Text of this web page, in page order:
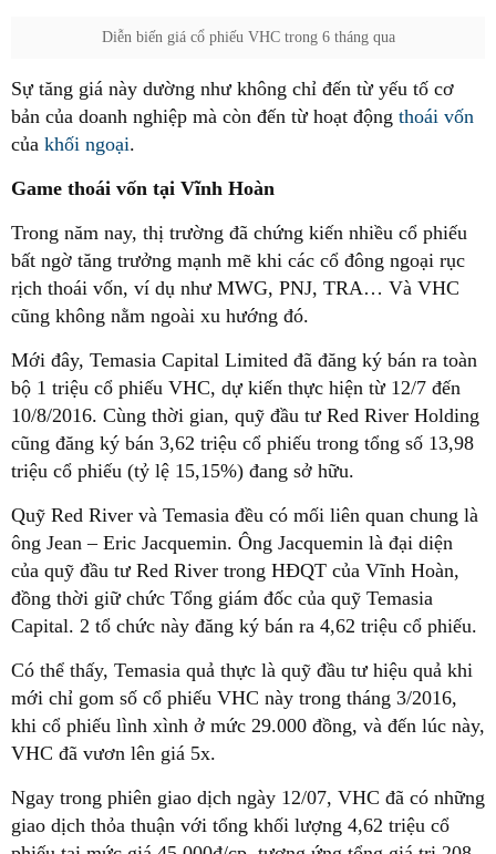
Diễn biến giá cổ phiếu VHC trong 6 tháng qua
Sự tăng giá này dường như không chỉ đến từ yếu tố cơ
bản của doanh nghiệp mà còn đến từ hoạt động thoái vốn
của khối ngoại.
Game thoái vốn tại Vĩnh Hoàn
Trong năm nay, thị trường đã chứng kiến nhiều cổ phiếu
bất ngờ tăng trưởng mạnh mẽ khi các cổ đông ngoại rục
rịch thoái vốn, ví dụ như MWG, PNJ, TRA… Và VHC
cũng không nằm ngoài xu hướng đó.
Mới đây, Temasia Capital Limited đã đăng ký bán ra toàn
bộ 1 triệu cổ phiếu VHC, dự kiến thực hiện từ 12/7 đến
10/8/2016. Cùng thời gian, quỹ đầu tư Red River Holding
cũng đăng ký bán 3,62 triệu cổ phiếu trong tổng số 13,98
triệu cổ phiếu (tỷ lệ 15,15%) đang sở hữu.
Quỹ Red River và Temasia đều có mối liên quan chung là
ông Jean – Eric Jacquemin. Ông Jacquemin là đại diện
của quỹ đầu tư Red River trong HĐQT của Vĩnh Hoàn,
đồng thời giữ chức Tổng giám đốc của quỹ Temasia
Capital. 2 tổ chức này đăng ký bán ra 4,62 triệu cổ phiếu.
Có thể thấy, Temasia quả thực là quỹ đầu tư hiệu quả khi
mới chỉ gom số cổ phiếu VHC này trong tháng 3/2016,
khi cổ phiếu lình xình ở mức 29.000 đồng, và đến lúc này,
VHC đã vươn lên giá 5x.
Ngay trong phiên giao dịch ngày 12/07, VHC đã có những
giao dịch thỏa thuận với tổng khối lượng 4,62 triệu cổ